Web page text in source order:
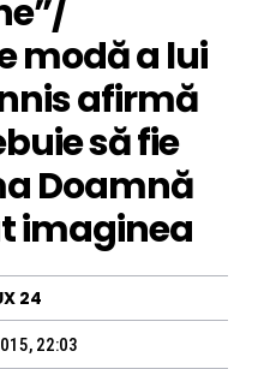
modă a lui
afirmă
să fie
Doamnă
imaginea
24
22:03